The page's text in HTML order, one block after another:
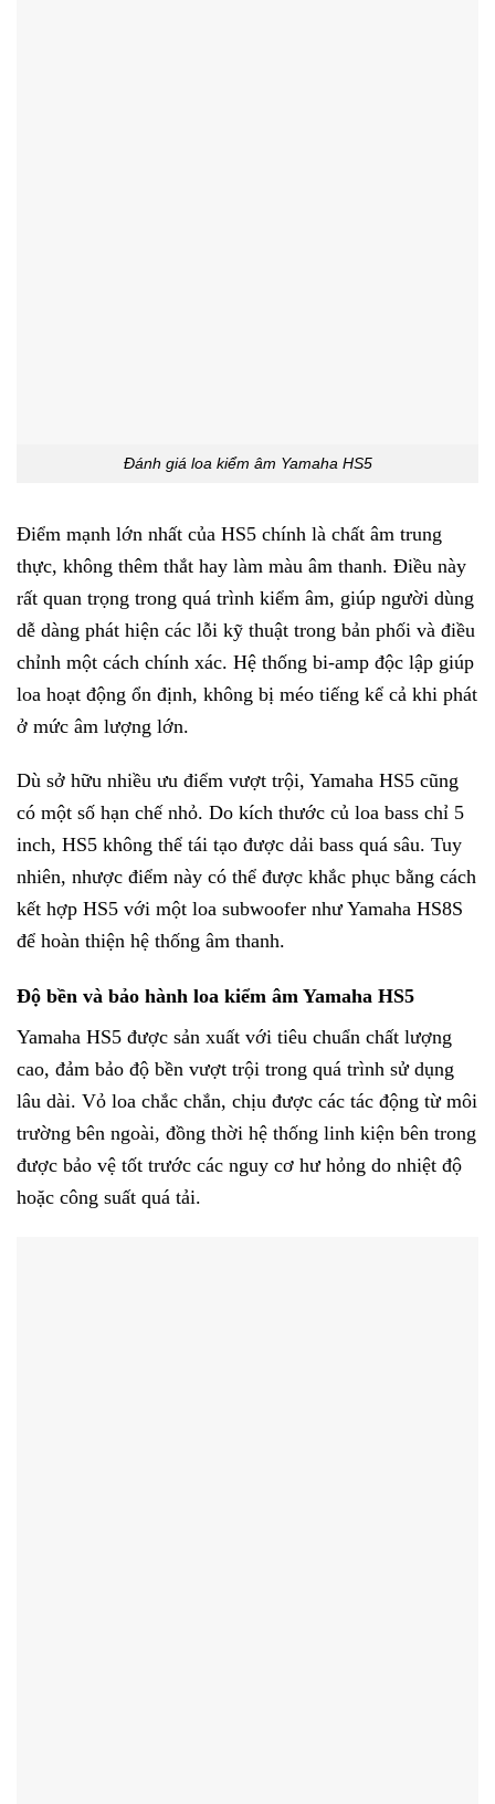
Đánh giá loa kiểm âm Yamaha HS5
Điểm mạnh lớn nhất của HS5 chính là chất âm trung
thực, không thêm thắt hay làm màu âm thanh. Điều này
rất quan trọng trong quá trình kiểm âm, giúp người dùng
dễ dàng phát hiện các lỗi kỹ thuật trong bản phối và điều
chỉnh một cách chính xác. Hệ thống bi-amp độc lập giúp
loa hoạt động ổn định, không bị méo tiếng kể cả khi phát
ở mức âm lượng lớn.
Dù sở hữu nhiều ưu điểm vượt trội, Yamaha HS5 cũng
có một số hạn chế nhỏ. Do kích thước củ loa bass chỉ 5
inch, HS5 không thể tái tạo được dải bass quá sâu. Tuy
nhiên, nhược điểm này có thể được khắc phục bằng cách
kết hợp HS5 với một loa subwoofer như Yamaha HS8S
để hoàn thiện hệ thống âm thanh.
Độ bền và bảo hành loa kiểm âm Yamaha HS5
Yamaha HS5 được sản xuất với tiêu chuẩn chất lượng
cao, đảm bảo độ bền vượt trội trong quá trình sử dụng
lâu dài. Vỏ loa chắc chắn, chịu được các tác động từ môi
trường bên ngoài, đồng thời hệ thống linh kiện bên trong
được bảo vệ tốt trước các nguy cơ hư hỏng do nhiệt độ
hoặc công suất quá tải.